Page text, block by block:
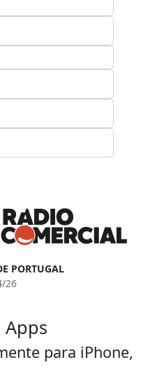
PORTUGAL
26
Apps
para iPhone,